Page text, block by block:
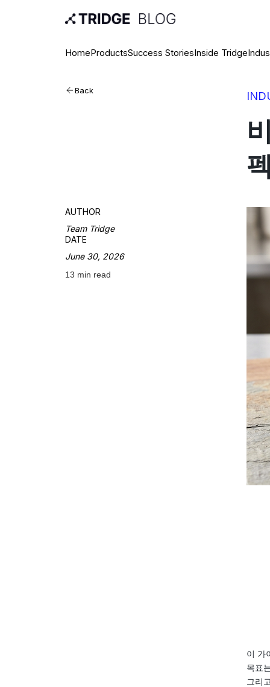
HomeProductsSuccess StoriesInside Tridge
Back
AUTHOR
Team Tridge
DATE
June 30, 2026
13 min read
이 가
목표
그리